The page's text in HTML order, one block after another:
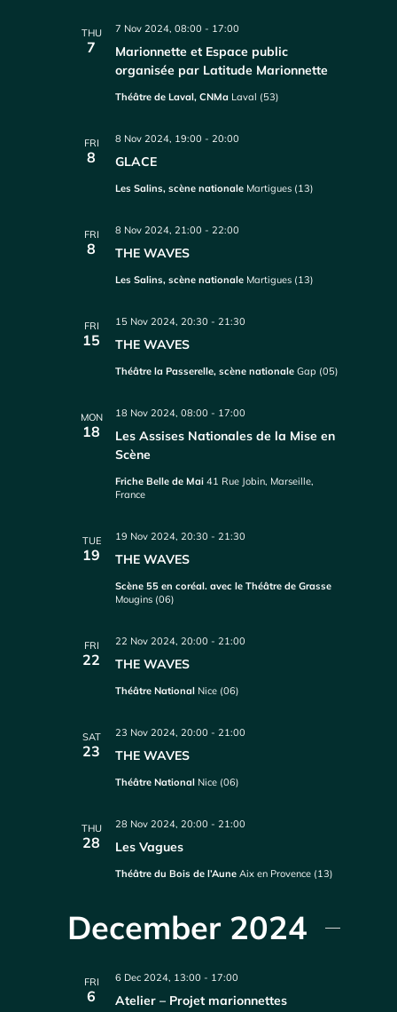
THU
7
Marionnette et Espace public
organisée par Latitude Marionnette
7 Nov 2024, 08:00 - 17:00
Théâtre de Laval, CNMa Laval (53)
FRI
8 GLACE
8 Nov 2024, 19:00 -20:00
Les Salins, scène nationale Martigues (13)
FRI
8 THE WAVES
8 Nov 2024, 21:00 -22:00
Les Salins, scène nationale Martigues (13)
FRI
15 THE WAVES
15 Nov 2024, 20:30 -21:30
Théâtre la Passerelle, scène nationaleGap (05)
MON
18
Les Assises Nationales de la Mise en
Scène
18 Nov 2024, 08:00 - 17:00
Friche Belle de Mai41 Rue Jobin, Marseille,
France
TUE
19 THE WAVES
19 Nov 2024, 20:30 -21:30
Scène 55 en coréal. avec le Théâtre de Grasse
Mougins (06)
FRI
22 THE WAVES
22 Nov 2024, 20:00 -21:00
Théâtre National Nice (06)
SAT
23 THE WAVES
23 Nov 2024, 20:00 -21:00
Théâtre National Nice (06)
THU
28 Les Vagues
28 Nov 2024, 20:00 -21:00
Théâtre du Bois de l’AuneAix en Provence (13)
December 2024
FRI
6 Atelier – Projet marionnettes
6 Dec 2024, 13:00 - 17:00